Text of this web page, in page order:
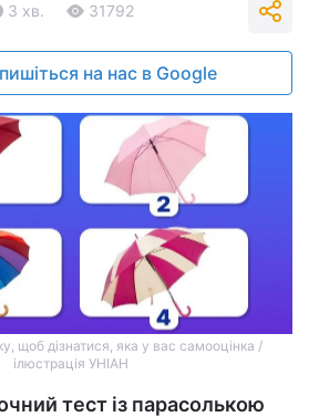
3 хв. 31792
на нас в Google
щоб дізнатися, яка у вас самооцінка /
ілюстрація УНІАН
тест із парасолькою